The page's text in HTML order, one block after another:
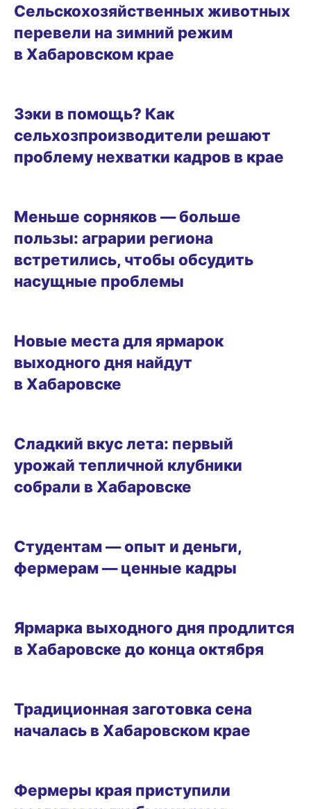
Сельскохозяйственных животных
перевели на зимний режим
в Хабаровском крае
Зэки в помощь? Как
сельхозпроизводители решают
проблему нехватки кадров в крае
Меньше сорняков — больше
пользы: аграрии региона
встретились, чтобы обсудить
насущные проблемы
Новые места для ярмарок
выходного дня найдут
в Хабаровске
Сладкий вкус лета: первый
урожай тепличной клубники
собрали в Хабаровске
Студентам — опыт и деньги,
фермерам — ценные кадры
Ярмарка выходного дня продлится
в Хабаровске до конца октября
Традиционная заготовка сена
началась в Хабаровском крае
Фермеры края приступили